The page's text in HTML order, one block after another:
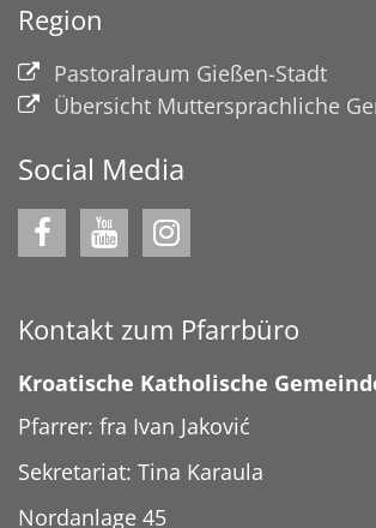
Region
Pastoralraum Gießen-Stadt
Übersicht Muttersprachliche
Social Media
Kontakt zum Pfarrbüro
Kroatische Katholische
Pfarrer: fra Ivan Jaković
Sekretariat: Tina Karaula
Nordanlage 45